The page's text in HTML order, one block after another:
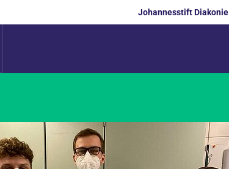
Johannesstift Diakonie